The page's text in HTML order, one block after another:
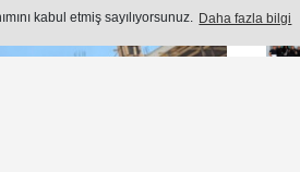
kabul etmiş sayılıyorsunuz. Daha fazla bilgi